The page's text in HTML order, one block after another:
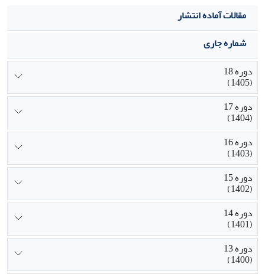
مقالات آماده انتشار
شماره جاری
دوره 18
(1405)
دوره 17
(1404)
دوره 16
(1403)
دوره 15
(1402)
دوره 14
(1401)
دوره 13
(1400)